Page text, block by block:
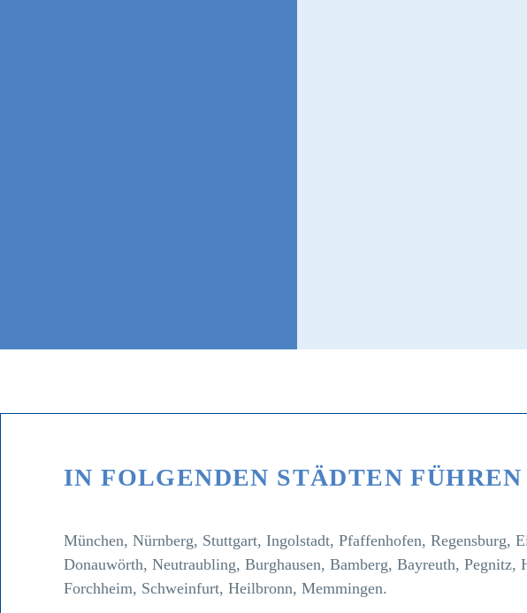
IN FOLGENDEN STÄDTEN
München, Nürnberg, Stuttgart, Ingolstadt, Pfaffenhofen, Regensburg,
Donauwörth, Neutraubling, Burghausen, Bamberg, Bayreuth,
Forchheim, Schweinfurt, Heilbronn, Memmingen.